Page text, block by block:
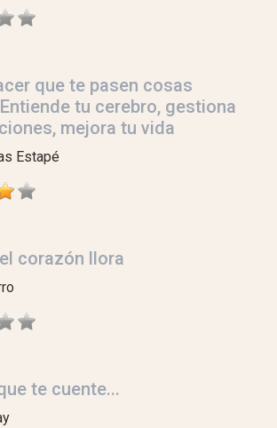
que te pasen cosas
tu cerebro, gestiona
mejora tu vida
Estapé
corazón llora
te cuente...